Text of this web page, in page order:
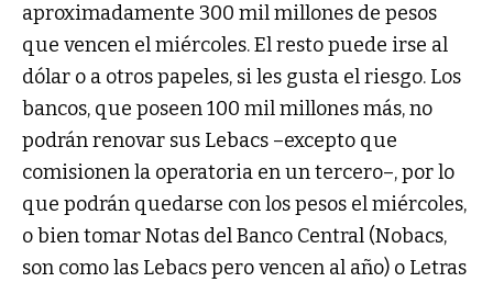
aproximadamente 300 mil millones de pesos
que vencen el miércoles. El resto puede irse al
dólar o a otros papeles, si les gusta el riesgo. Los
bancos, que poseen 100 mil millones más, no
podrán renovar sus Lebacs –excepto que
comisionen la operatoria en un tercero–, por lo
que podrán quedarse con los pesos el miércoles,
o bien tomar Notas del Banco Central (Nobacs,
son como las Lebacs pero vencen al año) o Letras